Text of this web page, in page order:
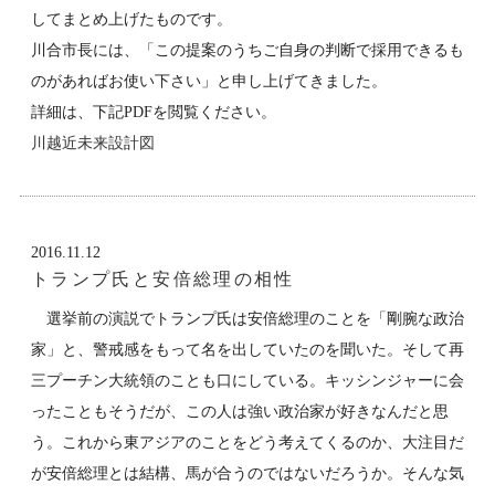
してまとめ上げたものです。
川合市長には、「この提案のうちご自身の判断で採用できるも
のがあればお使い下さい」と申し上げてきました。
詳細は、下記PDFを閲覧ください。
川越近未来設計図
2016.11.12
トランプ氏と安倍総理の相性
選挙前の演説でトランプ氏は安倍総理のことを「剛腕な政治
家」と、警戒感をもって名を出していたのを聞いた。そして再
三プーチン大統領のことも口にしている。キッシンジャーに会
ったこともそうだが、この人は強い政治家が好きなんだと思
う。これから東アジアのことをどう考えてくるのか、大注目だ
が安倍総理とは結構、馬が合うのではないだろうか。そんな気